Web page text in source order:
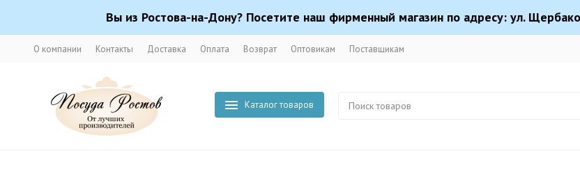
Вы из Ростова-на-Дону? Посетите наш фирменный магазин по адресу: ул.
О компании Контакты Доставка Оплата Возврат Оптовикам Поставщикам
Каталог товаров